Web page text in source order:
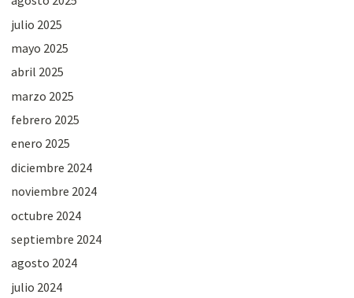
julio 2025
mayo 2025
abril 2025
marzo 2025
febrero 2025
enero 2025
diciembre 2024
noviembre 2024
octubre 2024
septiembre 2024
agosto 2024
julio 2024